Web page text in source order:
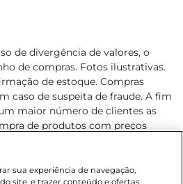
de divergência de valores, o
de compras. Fotos ilustrativas.
de estoque. Compras
caso de suspeita de fraude. A fim
maior número de clientes as
de produtos com preços
e condições são exclusivos para
o dia de hoje, podendo
sua experiência de navegação,
site, e trazer conteúdo e ofertas